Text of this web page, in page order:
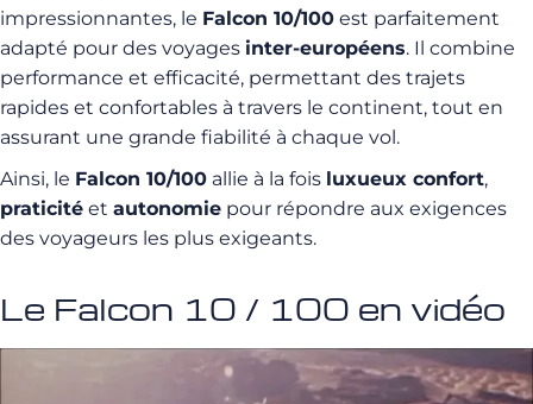
impressionnantes, le Falcon 10/100 est parfaitement
adapté pour des voyages inter-européens. Il combine
performance et efficacité, permettant des trajets
rapides et confortables à travers le continent, tout en
assurant une grande fiabilité à chaque vol.
Ainsi, le Falcon 10/100 allie à la fois luxueux confort,
praticité et autonomie pour répondre aux exigences
des voyageurs les plus exigeants.
Le Falcon 10 / 100 en vidéo